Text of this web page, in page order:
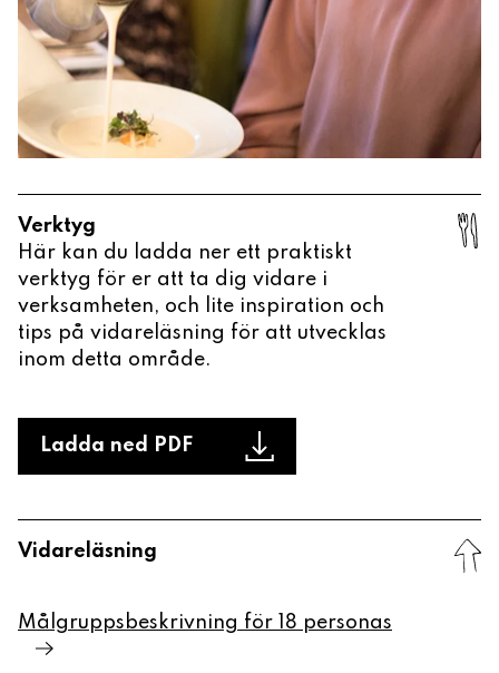
Verktyg
Här kan du ladda ner ett praktiskt
verktyg för er att ta dig vidare i
verksamheten, och lite inspiration och
tips på vidareläsning för att utvecklas
inom detta område.
Ladda ned PDF
Vidareläsning
Målgruppsbeskrivning för 18 personas